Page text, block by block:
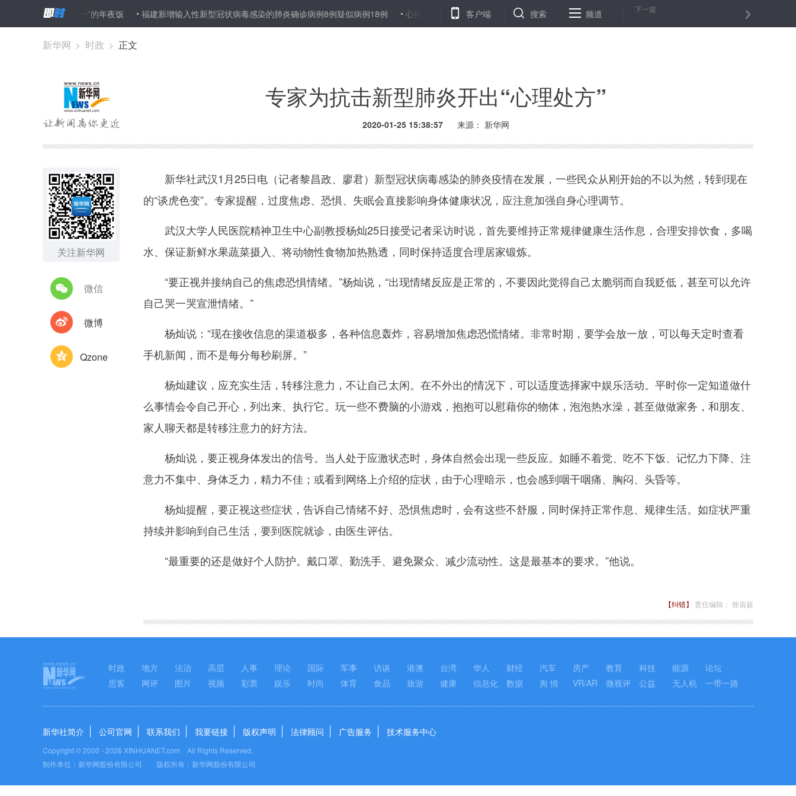
春走基层】“四缺一”的年夜饭 福建新增输入性新型冠状病毒感染的肺炎确诊病例8例疑似病例18例 心疼！武汉的病房里有一位“拐杖医生” 三峡集团捐款3000万元助力抗击新型肺炎疫情 新华网评：非
客户端 搜索 频道 下一篇
新华网 > 时政 > 正文
专家为抗击新型肺炎开出“心理处方”
2020-01-25 15:38:57 来源： 新华网
关注新华网
微信
微博
Qzone
新华社武汉1月25日电（记者黎昌政、廖君）新型冠状病毒感染的肺炎疫情在发展，一些民众从刚开始的不以为然，转到现在
的“谈虎色变”。专家提醒，过度焦虑、恐惧、失眠会直接影响身体健康状况，应注意加强自身心理调节。
武汉大学人民医院精神卫生中心副教授杨灿25日接受记者采访时说，首先要维持正常规律健康生活作息，合理安排饮食，多喝
水、保证新鲜水果蔬菜摄入、将动物性食物加热熟透，同时保持适度合理居家锻炼。
“要正视并接纳自己的焦虑恐惧情绪。”杨灿说，“出现情绪反应是正常的，不要因此觉得自己太脆弱而自我贬低，甚至可以允许
自己哭一哭宣泄情绪。”
杨灿说：“现在接收信息的渠道极多，各种信息轰炸，容易增加焦虑恐慌情绪。非常时期，要学会放一放，可以每天定时查看
手机新闻，而不是每分每秒刷屏。”
杨灿建议，应充实生活，转移注意力，不让自己太闲。在不外出的情况下，可以适度选择家中娱乐活动。平时你一定知道做什
么事情会令自己开心，列出来、执行它。玩一些不费脑的小游戏，抱抱可以慰藉你的物体，泡泡热水澡，甚至做做家务，和朋友、
家人聊天都是转移注意力的好方法。
杨灿说，要正视身体发出的信号。当人处于应激状态时，身体自然会出现一些反应。如睡不着觉、吃不下饭、记忆力下降、注
意力不集中、身体乏力，精力不佳；或看到网络上介绍的症状，由于心理暗示，也会感到咽干咽痛、胸闷、头昏等。
杨灿提醒，要正视这些症状，告诉自己情绪不好、恐惧焦虑时，会有这些不舒服，同时保持正常作息、规律生活。如症状严重
持续并影响到自己生活，要到医院就诊，由医生评估。
“最重要的还是做好个人防护。戴口罩、勤洗手、避免聚众、减少流动性。这是最基本的要求。”他说。
【纠错】 责任编辑： 徐宙超
时政 地方 法治 高层 人事 理论 国际 军事 访谈 港澳 台湾 华人 财经 汽车 房产 教育 科技 能源
论坛
思客
网评 图片 视频 彩票 娱乐 时尚 体育 食品 旅游 健康 信息化 数据 舆 情 VR/AR 微视评 公益 无人机 一带一路
新华社简介 公司官网 联系我们 我要链接 版权声明 法律顾问 广告服务 技术服务中心
Copyright © 2000 -2026 XINHUANET.com All Rights Reserved.
制作单位：新华网股份有限公司 版权所有：新华网股份有限公司